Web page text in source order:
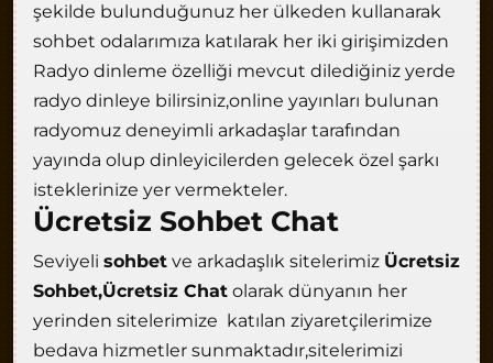
şekilde bulunduğunuz her ülkeden kullanarak
sohbet odalarımıza katılarak her iki girişimizden
Radyo dinleme özelliği mevcut dilediğiniz yerde
radyo dinleye bilirsiniz,online yayınları bulunan
radyomuz deneyimli arkadaşlar tarafından
yayında olup dinleyicilerden gelecek özel şarkı
isteklerinize yer vermekteler.
Ücretsiz Sohbet Chat
Seviyeli sohbet ve arkadaşlık sitelerimiz Ücretsiz
Sohbet,Ücretsiz Chat olarak dünyanın her
yerinden sitelerimize katılan ziyaretçilerimize
bedava hizmetler sunmaktadır,sitelerimizi